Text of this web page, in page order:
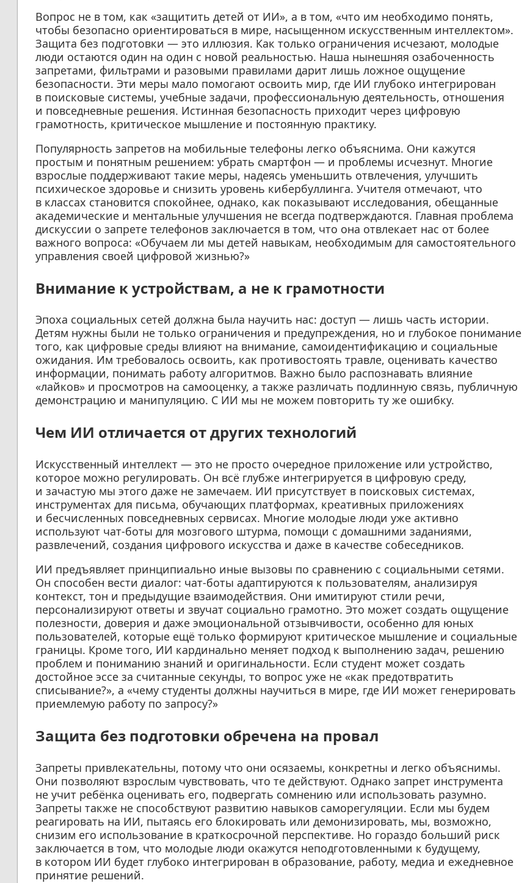
Вопрос не в том, как «защитить детей от ИИ», а в том, «что им необходимо понять,
чтобы безопасно ориентироваться в мире, насыщенном искусственным интеллектом».
Защита без подготовки — это иллюзия. Как только ограничения исчезают, молодые
люди остаются один на один с новой реальностью. Наша нынешняя озабоченность
запретами, фильтрами и разовыми правилами дарит лишь ложное ощущение
безопасности. Эти меры мало помогают освоить мир, где ИИ глубоко интегрирован
в поисковые системы, учебные задачи, профессиональную деятельность, отношения
и повседневные решения. Истинная безопасность приходит через цифровую
грамотность, критическое мышление и постоянную практику.
Популярность запретов на мобильные телефоны легко объяснима. Они кажутся
простым и понятным решением: убрать смартфон — и проблемы исчезнут. Многие
взрослые поддерживают такие меры, надеясь уменьшить отвлечения, улучшить
психическое здоровье и снизить уровень кибербуллинга. Учителя отмечают, что
в классах становится спокойнее, однако, как показывают исследования, обещанные
академические и ментальные улучшения не всегда подтверждаются. Главная проблема
дискуссии о запрете телефонов заключается в том, что она отвлекает нас от более
важного вопроса: «Обучаем ли мы детей навыкам, необходимым для самостоятельного
управления своей цифровой жизнью?»
Внимание к устройствам, а не к грамотности
Эпоха социальных сетей должна была научить нас: доступ — лишь часть истории.
Детям нужны были не только ограничения и предупреждения, но и глубокое понимание
того, как цифровые среды влияют на внимание, самоидентификацию и социальные
ожидания. Им требовалось освоить, как противостоять травле, оценивать качество
информации, понимать работу алгоритмов. Важно было распознавать влияние
«лайков» и просмотров на самооценку, а также различать подлинную связь, публичную
демонстрацию и манипуляцию. С ИИ мы не можем повторить ту же ошибку.
Чем ИИ отличается от других технологий
Искусственный интеллект — это не просто очередное приложение или устройство,
которое можно регулировать. Он всё глубже интегрируется в цифровую среду,
и зачастую мы этого даже не замечаем. ИИ присутствует в поисковых системах,
инструментах для письма, обучающих платформах, креативных приложениях
и бесчисленных повседневных сервисах. Многие молодые люди уже активно
используют чат-боты для мозгового штурма, помощи с домашними заданиями,
развлечений, создания цифрового искусства и даже в качестве собеседников.
ИИ предъявляет принципиально иные вызовы по сравнению с социальными сетями.
Он способен вести диалог: чат-боты адаптируются к пользователям, анализируя
контекст, тон и предыдущие взаимодействия. Они имитируют стили речи,
персонализируют ответы и звучат социально грамотно. Это может создать ощущение
полезности, доверия и даже эмоциональной отзывчивости, особенно для юных
пользователей, которые ещё только формируют критическое мышление и социальные
границы. Кроме того, ИИ кардинально меняет подход к выполнению задач, решению
проблем и пониманию знаний и оригинальности. Если студент может создать
достойное эссе за считанные секунды, то вопрос уже не «как предотвратить
списывание?», а «чему студенты должны научиться в мире, где ИИ может генерировать
приемлемую работу по запросу?»
Защита без подготовки обречена на провал
Запреты привлекательны, потому что они осязаемы, конкретны и легко объяснимы.
Они позволяют взрослым чувствовать, что те действуют. Однако запрет инструмента
не учит ребёнка оценивать его, подвергать сомнению или использовать разумно.
Запреты также не способствуют развитию навыков саморегуляции. Если мы будем
реагировать на ИИ, пытаясь его блокировать или демонизировать, мы, возможно,
снизим его использование в краткосрочной перспективе. Но гораздо больший риск
заключается в том, что молодые люди окажутся неподготовленными к будущему,
в котором ИИ будет глубоко интегрирован в образование, работу, медиа и ежедневное
принятие решений.